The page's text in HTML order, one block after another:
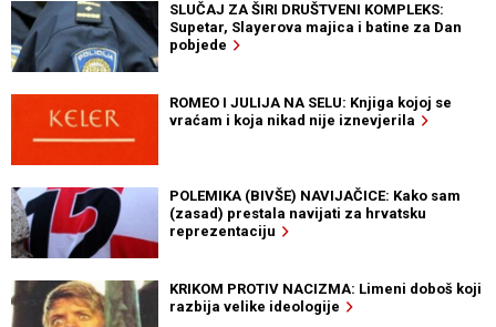
SLUČAJ ZA ŠIRI DRUŠTVENI KOMPLEKS:
Supetar, Slayerova majica i batine za Dan
pobjede
ROMEO I JULIJA NA SELU: Knjiga kojoj se
vraćam i koja nikad nije iznevjerila
POLEMIKA (BIVŠE) NAVIJAČICE: Kako sam
(zasad) prestala navijati za hrvatsku
reprezentaciju
KRIKOM PROTIV NACIZMA: Limeni doboš koji
razbija velike ideologije